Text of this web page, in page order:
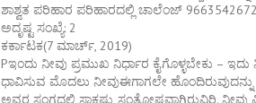
ಶಾಶ್ವತ ಪರಿಹಾರ ಪರಿಹಾರದಲ್ಲಿ ಚಾಲೆಂಜ್ 9663542672
ಅದೃಷ್ಟ ಸಂಖ್ಯೆ: 2
ಕರ್ಕಾಟಕ(7 ಮಾರ್ಚ್, 2019)
Pಇಂದು ನೀವು ಪ್ರಮುಖ ನಿರ್ಧಾರ ಕೈಗೊಳ್ಳಬೇಕು –
ಧಾವಿಸುವ ಮೊದಲು ನೀವುಈಗಾಗಲೇ
ಅವರ ಸಂಗದಲ್ಲಿ ಸಾಕಷ್ಟು ಸಂತೋಷವಾಗಿರುವಿರಿ.